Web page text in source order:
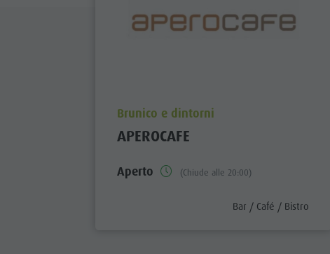
aria.poi_location_prefix
Brunico e dintorni
APEROCAFE
Aperto (Chiude alle 20:00)
aria.poi_category_prefix
Bar / Café / Bistro